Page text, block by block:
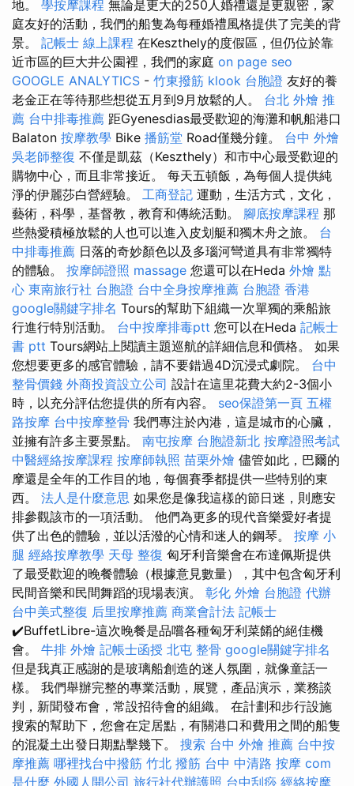
地。 學按摩課程 無論是更大的250人婚禮還是更親密，家
庭友好的活動，我們的船隻為每種婚禮風格提供了完美的背
景。 記帳士 線上課程 在Keszthely的度假區，但仍位於靠
近市區的巨大井公園裡，我們的家庭 on page seo
GOOGLE ANALYTICS - 竹東撥筋 klook 台胞證 友好的養
老金正在等待那些想從五月到9月放鬆的人。 台北 外燴 推
薦 台中排毒推薦 距Gyenesdias最受歡迎的海灘和帆船港口
Balaton 按摩教學 Bike 播筋堂 Road僅幾分鐘。 台中 外燴
吳老師整復 不僅是凱茲（Keszthely）和市中心最受歡迎的
購物中心，而且非常接近。 每天五頓飯，為每個人提供純
淨的伊麗莎白營經驗。 工商登記 運動，生活方式，文化，
藝術，科學，基督教，教育和傳統活動。 腳底按摩課程 那
些熱愛積極放鬆的人也可以進入皮划艇和獨木舟之旅。 台
中排毒推薦 日落的奇妙顏色以及多瑙河彎道具有非常獨特
的體驗。 按摩師證照 massage 您還可以在Heda 外燴 點
心 東南旅行社 台胞證 台中全身按摩推薦 台胞證 香港
google關鍵字排名 Tours的幫助下組織一次單獨的乘船旅
行進行特別活動。 台中按摩排毒ptt 您可以在Heda 記帳士
書 ptt Tours網站上閱讀主題巡航的詳細信息和價格。 如果
您想要更多的感官體驗，請不要錯過4D沉浸式劇院。 台中
整骨價錢 外商投資設立公司 設計在這里花費大約2-3個小
時，以充分評估您提供的所有內容。 seo保證第一頁 五權
路按摩 台中按摩整骨 我們專注於內港，這是城市的心臟，
並擁有許多主要景點。 南屯按摩 台胞證新北 按摩證照考試
中醫經絡按摩課程 按摩師執照 苗栗外燴 儘管如此，巴爾的
摩還是全年的工作目的地，每個賽季都提供一些特別的東
西。 法人是什麼意思 如果您是像我這樣的節日迷，則應安
排參觀該市的一項活動。 他們為更多的現代音樂愛好者提
供了出色的體驗，並以活潑的心情和迷人的鋼琴。 按摩 小
腿 經絡按摩教學 天母 整復 匈牙利音樂會在布達佩斯提供
了最受歡迎的晚餐體驗（根據意見數量），其中包含匈牙利
民間音樂和民間舞蹈的現場表演。 彰化 外燴 台胞證 代辦
台中美式整復 后里按摩推薦 商業會計法 記帳士
✔️BuffetLibre-這次晚餐是品嚐各種匈牙利菜餚的絕佳機
會。 牛排 外燴 記帳士函授 北屯 整骨 google關鍵字排名
但是我真正感謝的是玻璃船創造的迷人氛圍，就像童話一
樣。 我們舉辦完整的專業活動，展覽，產品演示，業務談
判，新聞發布會，常設招待會的組織。 在計劃和步行設施
搜索的幫助下，您會在定居點，有關港口和費用之間的船隻
的混凝土出發日期點擊幾下。 搜索 台中 外燴 推薦 台中按
摩推薦 哪裡找台中撥筋 竹北 撥筋 台中 中清路 按摩 com
是什麼 外國人開公司 旅行社代辦護照 台中刮痧 經絡按摩